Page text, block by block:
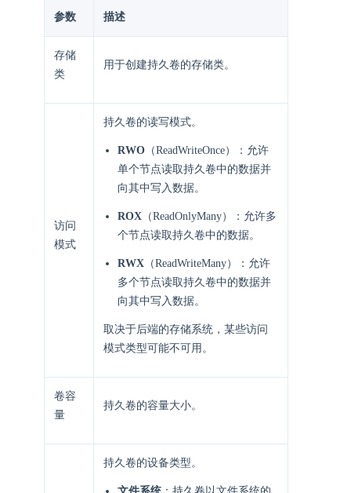
参数 描述
存储
类
用于创建持久卷的存储类。
访问
模式
持久卷的读写模式。
RWO （ReadWriteOnce）：允许
单个节点读取持久卷中的数据并
向其中写入数据。
ROX （ReadOnlyMany）：允许多
个节点读取持久卷中的数据。
RWX （ReadWriteMany）：允许
多个节点读取持久卷中的数据并
向其中写入数据。
取决于后端的存储系统，某些访问
模式类型可能不可用。
卷容
量
持久卷的容量大小。
持久卷的设备类型。